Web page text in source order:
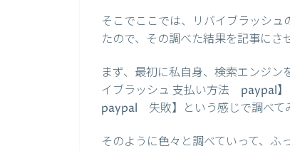
そこでここでは、リバイブラッシ
たので、その調べた結果を記事にさ
まず、最初に私自身、検索エンジ
イブラッシュ 支払い方法 paypal】
paypal 失敗】という感じで調べて
そのように色々と調べていって、